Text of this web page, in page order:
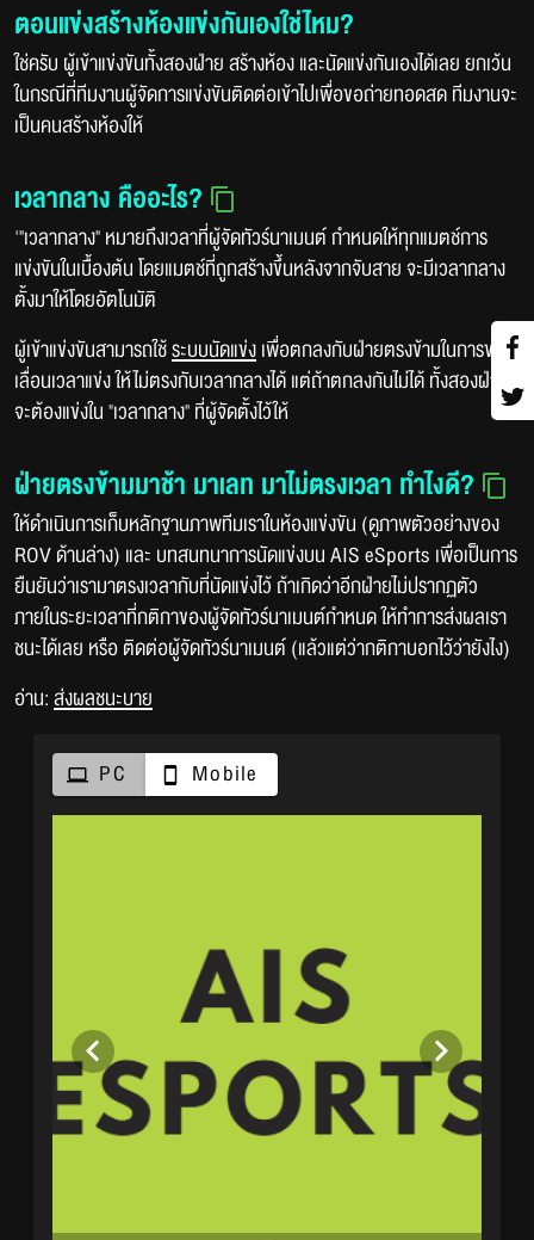
ตอนแข่งสร้างห้องแข่งกันเองใช่ไหม?
ใช่ครับ ผู้เข้าแข่งขันทั้งสองฝ่าย สร้างห้อง และนัดแข่งกันเองได้เลย ยกเว้น
ในกรณีที่ทีมงานผู้จัดการแข่งขันติดต่อเข้าไปเพื่อขอถ่ายทอดสด ทีมงานจะ
เป็นคนสร้างห้องให้
เวลากลาง คืออะไร?
'"เวลากลาง" หมายถึงเวลาที่ผู้จัดทัวร์นาเมนต์ กำหนดให้ทุกแมตช์การ
แข่งขันในเบื้องต้น โดยแมตช์ที่ถูกสร้างขึ้นหลังจากจับสาย จะมีเวลากลาง
ตั้งมาให้โดยอัตโนมัติ
ผู้เข้าแข่งขันสามารถใช้ระบบนัดแข่งเพื่อตกลงกับฝ่ายตรงข้ามในการขอ
เลื่อนเวลาแข่ง ให้ไม่ตรงกับเวลากลางได้ แต่ถ้าตกลงกันไม่ได้ ทั้งสองฝ่ายก็
จะต้องแข่งใน "เวลากลาง" ที่ผู้จัดตั้งไว้ให้
ฝ่ายตรงข้ามมาช้า มาเลท มาไม่ตรงเวลา ทำไงดี?
ให้ดำเนินการเก็บหลักฐานภาพทีมเราในห้องแข่งขัน (ดูภาพตัวอย่างของ
ROV ด้านล่าง) และ บทสนทนาการนัดแข่งบน AIS eSports เพื่อเป็นการ
ยืนยันว่าเรามาตรงเวลากับที่นัดแข่งไว้ ถ้าเกิดว่าอีกฝ่ายไม่ปรากฏตัว
ภายในระยะเวลาที่กติกาของผู้จัดทัวร์นาเมนต์กำหนด ให้ทำการส่งผลเรา
ชนะได้เลย หรือ ติดต่อผู้จัดทัวร์นาเมนต์ (แล้วแต่ว่ากติกาบอกไว้ว่ายังไง)
อ่าน:ส่งผลชนะบาย
PC Mobile